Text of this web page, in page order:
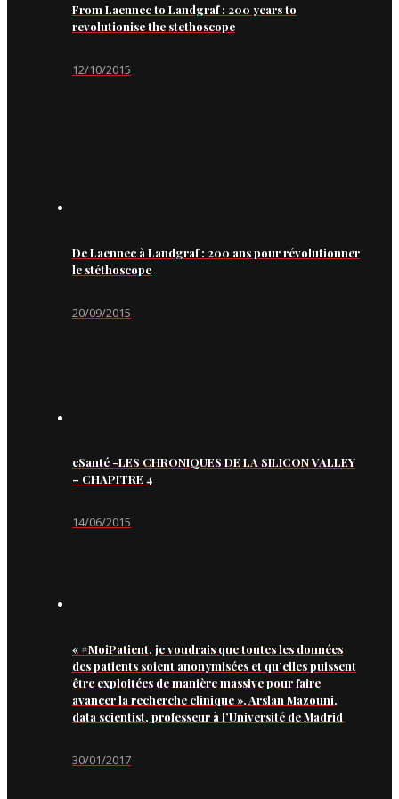
From Laennec to Landgraf : 200 years to
revolutionise the stethoscope
12/10/2015
De Laennec à Landgraf : 200 ans pour révolutionner
le stéthoscope
20/09/2015
eSanté -LES CHRONIQUES DE LA SILICON VALLEY
– CHAPITRE 4
14/06/2015
« #MoiPatient, je voudrais que toutes les données
des patients soient anonymisées et qu’elles puissent
être exploitées de manière massive pour faire
avancer la recherche clinique », Arslan Mazouni,
data scientist, professeur à l’Université de Madrid
30/01/2017